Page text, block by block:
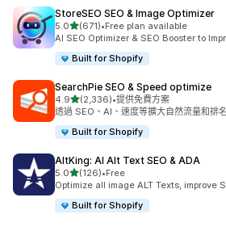
StoreSEO SEO & Image Optimizer
5.0滿分 5 顆星
(671)
共有 671 則評價
•Free plan available
AI SEO Optimizer & SEO Booster to
Built for Shopify
SearchPie SEO & Speed optimize
4.9滿分 5 顆星
(2,336)
共有 2336 則評價
•提供免費方案
透過 SEO、AI、速度等擴大自然流量和排名
Built for Shopify
AltKing: AI Alt Text SEO & ADA
5.0滿分 5 顆星
(126)
共有 126 則評價
•Free
Optimize all image ALT Texts, improve
Built for Shopify